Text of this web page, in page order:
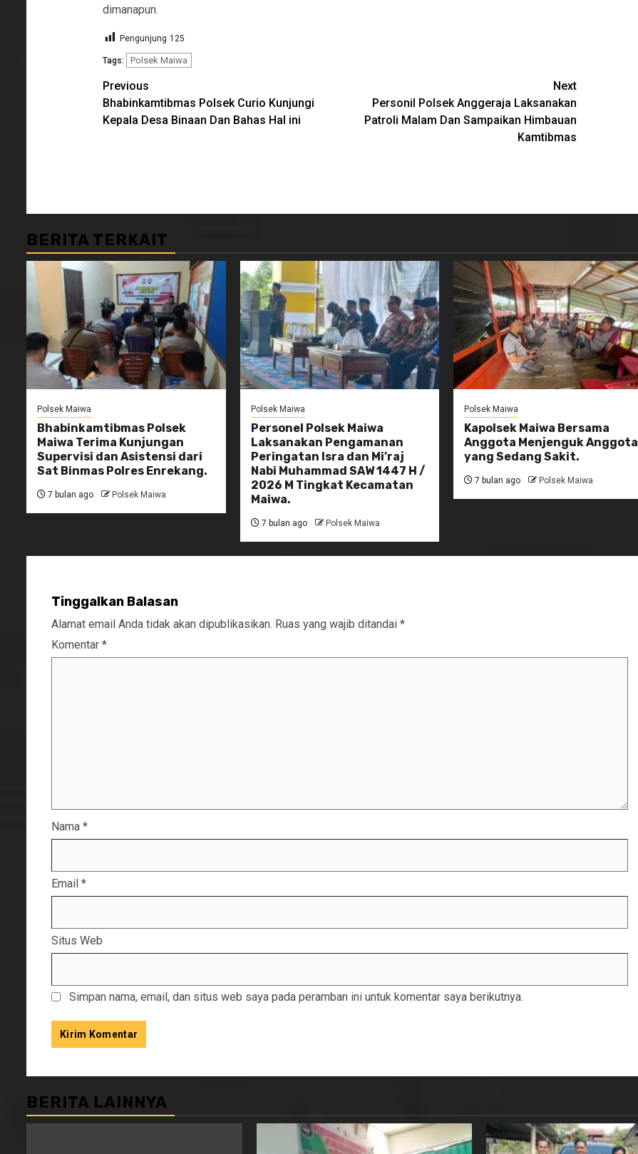
dimanapun.
Pengunjung 125
Tags: Polsek Maiwa
Continue
Reading
Previous
Bhabinkamtibmas Polsek Curio Kunjungi
Kepala Desa Binaan Dan Bahas Hal ini
Next
Personil Polsek Anggeraja Laksanakan
Patroli Malam Dan Sampaikan Himbauan
Kamtibmas
BERITA TERKAIT
Polsek Maiwa
Bhabinkamtibmas Polsek
Maiwa Terima Kunjungan
Supervisi dan Asistensi dari
Sat Binmas Polres Enrekang.
7 bulan ago Polsek Maiwa
Polsek Maiwa
Personel Polsek Maiwa
Laksanakan Pengamanan
Peringatan Isra dan Mi’raj
Nabi Muhammad SAW 1447 H /
2026 M Tingkat Kecamatan
Maiwa.
7 bulan ago Polsek Maiwa
Polsek Maiwa
Kapolsek Maiwa Bersama
Anggota Menjenguk Anggota
yang Sedang Sakit.
7 bulan ago Polsek Maiwa
Tinggalkan Balasan
Alamat email Anda tidak akan dipublikasikan. Ruas yang wajib ditandai *
Komentar *
Nama *
Email *
Situs Web
Simpan nama, email, dan situs web saya pada peramban ini untuk komentar saya berikutnya.
BERITA LAINNYA